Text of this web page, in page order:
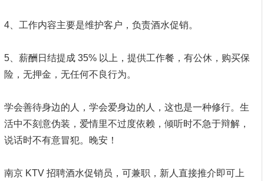
4、工作内容主要是维护客户，负责酒水促销。
5、薪酬日结提成 35% 以上，提供工作餐，有公休，购买保
险，无押金，无任何不良行为。
学会善待身边的人，学会爱身边的人，这也是一种修行。生
活中不刻意伪装，爱情里不过度依赖，倾听时不急于辩解，
说话时不有意冒犯。晚安！
南京 KTV 招聘酒水促销员，可兼职，新人直接推介即可上